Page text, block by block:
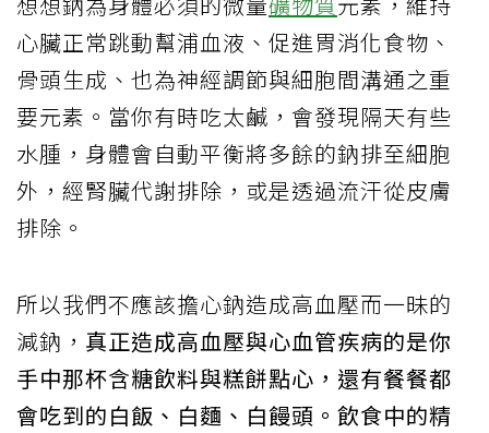
心臟正常跳動幫浦血液、促進胃消化食物、
骨頭生成、也為神經調節與細胞間溝通之重
要元素。當你有時吃太鹹，會發現隔天有些
水腫，身體會自動平衡將多餘的鈉排至細胞
外，經腎臟代謝排除，或是透過流汗從皮膚
排除。
所以我們不應該擔心鈉造成高血壓而一昧的
減鈉， 真正造成高血壓與心血管疾病的是你
手中那杯含糖飲料與糕餅點心，還有餐餐都
會吃到的白飯、白麵、白饅頭。飲食中的精